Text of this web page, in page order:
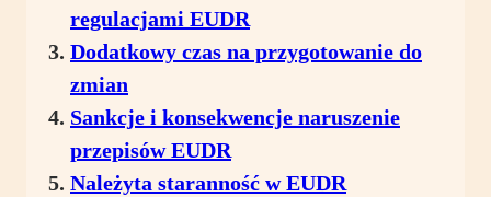
regulacjami EUDR
Dodatkowy czas na przygotowanie do
zmian
Sankcje i konsekwencje naruszenie
przepisów EUDR
Należyta staranność w EUDR